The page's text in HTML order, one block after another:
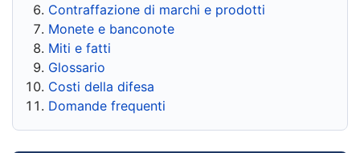
Contraffazione di marchi e prodotti
Monete e banconote
Miti e fatti
Glossario
Costi della difesa
Domande frequenti